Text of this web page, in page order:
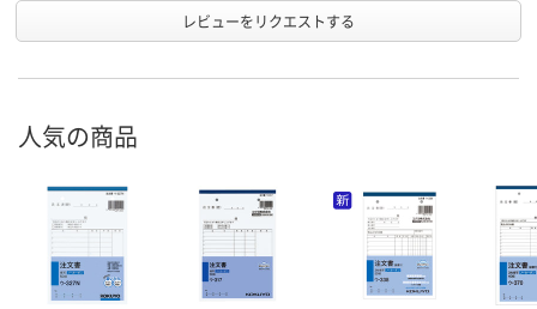
レビューをリクエストする
人気の商品